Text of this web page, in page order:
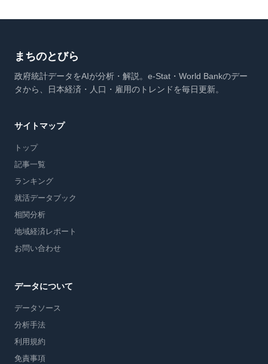
まちのとびら
政府統計データをAIが分析・解説。e-Stat・World Bankのデー
タから、日本経済・人口・雇用のトレンドを毎日更新。
サイトマップ
トップ
記事一覧
ランキング
就活データブック
相関分析
地域経済レポート
お問い合わせ
データについて
データソース
分析手法
利用規約
免責事項